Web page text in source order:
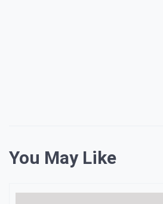
You May Like